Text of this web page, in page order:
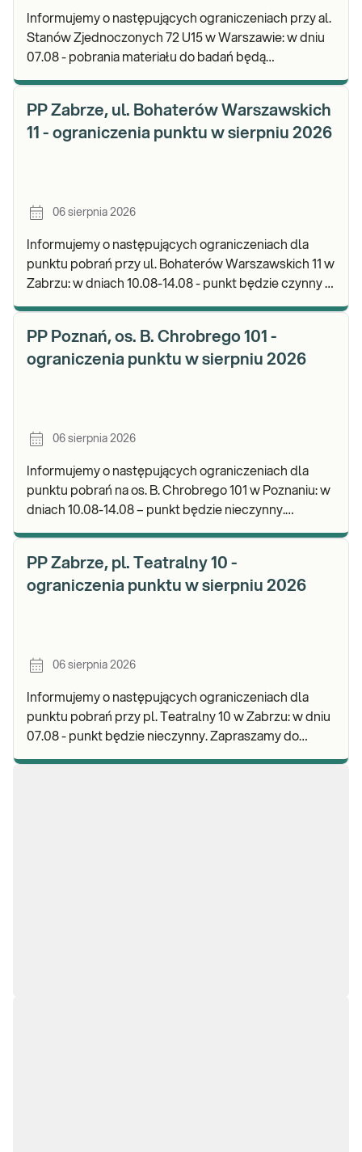
Informujemy o następujących ograniczeniach przy al.
Stanów Zjednoczonych 72 U15 w Warszawie: w dniu
07.08 - pobrania materiału do badań będą
PP Zabrze, ul. Bohaterów Warszawskich
11 - ograniczenia punktu w sierpniu 2026
06 sierpnia 2026
Informujemy o następujących ograniczeniach dla
punktu pobrań przy ul. Bohaterów Warszawskich 11 w
Zabrzu: w dniach 10.08-14.08 - punkt będzie czynny w
PP Poznań, os. B. Chrobrego 101 -
ograniczenia punktu w sierpniu 2026
06 sierpnia 2026
Informujemy o następujących ograniczeniach dla
punktu pobrań na os. B. Chrobrego 101 w Poznaniu: w
dniach 10.08-14.08 – punkt będzie nieczynny.
PP Zabrze, pl. Teatralny 10 -
ograniczenia punktu w sierpniu 2026
06 sierpnia 2026
Informujemy o następujących ograniczeniach dla
punktu pobrań przy pl. Teatralny 10 w Zabrzu: w dniu
07.08 - punkt będzie nieczynny. Zapraszamy do